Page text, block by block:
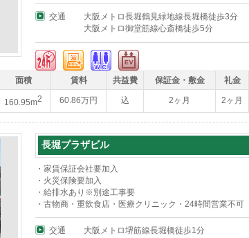
交通
大阪メトロ長堀鶴見緑地線長堀橋徒歩3分
大阪メトロ御堂筋線心斎橋徒歩5分
面積 賃料 共益費 保証金・敷金 礼金
160.95m2 60.86万円 込 2ヶ月 2ヶ月
長堀プラザビル
・家賃保証会社要加入
・火災保険要加入
・給排水あり※別途工事要
・古物商・重飲食店・医療クリニック・24時間営業不可
交通
大阪メトロ堺筋線長堀橋徒歩1分